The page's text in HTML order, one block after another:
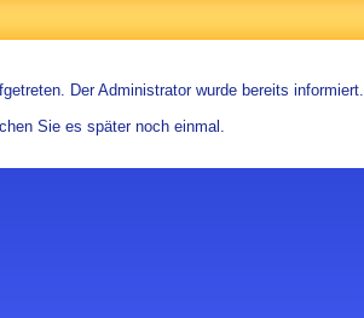
Der Administrator wurde bereits informiert.
Sie es später noch einmal.